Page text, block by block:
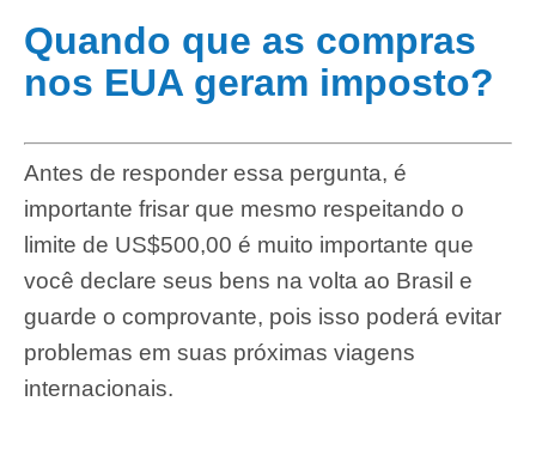
Quando que as compras
nos EUA geram imposto?
Antes de responder essa pergunta, é
importante frisar que mesmo respeitando o
limite de US$500,00 é muito importante que
você declare seus bens na volta ao Brasil e
guarde o comprovante, pois isso poderá evitar
problemas em suas próximas viagens
internacionais.